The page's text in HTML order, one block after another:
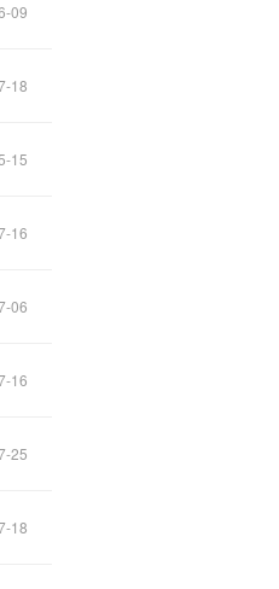
09
18
15
16
06
16
25
18